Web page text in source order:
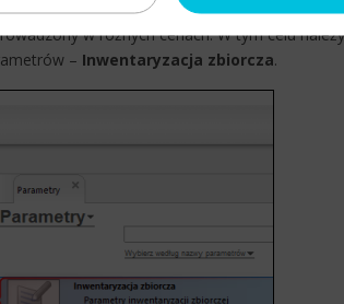
do pozycji przychodu i rozchodu w
w różnych cenach. W tym celu należy
– Inwentaryzacja zbiorcza.